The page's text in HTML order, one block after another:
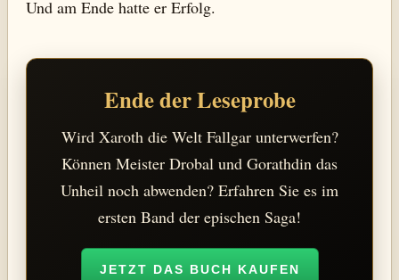
Und am Ende hatte er Erfolg.
Ende der Leseprobe
Wird Xaroth die Welt Fallgar unterwerfen?
Können Meister Drobal und Gorathdin das
Unheil noch abwenden? Erfahren Sie es im
ersten Band der epischen Saga!
JETZT DAS BUCH KAUFEN